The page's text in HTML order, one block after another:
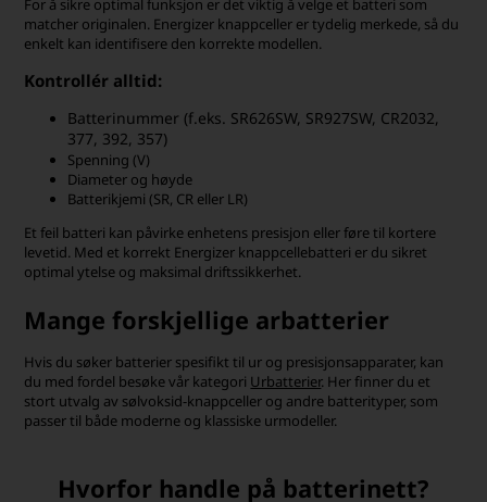
For å sikre optimal funksjon er det viktig å velge et batteri som
matcher originalen. Energizer knappceller er tydelig merkede, så du
enkelt kan identifisere den korrekte modellen.
Kontrollér alltid:
Batterinummer (f.eks. SR626SW, SR927SW, CR2032,
377, 392, 357)
Spenning (V)
Diameter og høyde
Batterikjemi (SR, CR eller LR)
Et feil batteri kan påvirke enhetens presisjon eller føre til kortere
levetid. Med et korrekt Energizer knappcellebatteri er du sikret
optimal ytelse og maksimal driftssikkerhet.
Mange forskjellige arbatterier
Hvis du søker batterier spesifikt til ur og presisjonsapparater, kan
du med fordel besøke vår kategori Urbatterier. Her finner du et
stort utvalg av sølvoksid-knappceller og andre batterityper, som
passer til både moderne og klassiske urmodeller.
Hvorfor handle på batterinett?